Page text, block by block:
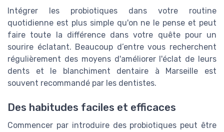
Intégrer les probiotiques dans votre routine
quotidienne est plus simple qu'on ne le pense et peut
faire toute la différence dans votre quête pour un
sourire éclatant. Beaucoup d’entre vous recherchent
régulièrement des moyens d'améliorer l'éclat de leurs
dents et le blanchiment dentaire à Marseille est
souvent recommandé par les dentistes.
Des habitudes faciles et efficaces
Commencer par introduire des probiotiques peut être